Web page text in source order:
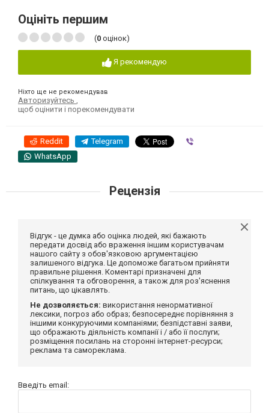
Оцініть першим
(0 оцінок)
Я рекомендую
Ніхто ще не рекомендував
Авторизуйтесь
щоб оцінити і порекомендувати
Reddit Telegram
WhatsApp
Рецензія
Відгук - це думка або оцінка людей, які бажають
передати досвід або враження іншим користувачам
нашого сайту з обов'язковою аргументацією
залишеного відгука. Це допоможе багатьом прийняти
правильне рішення. Коментарі призначені для
спілкування та обговорення, а також для роз'яснення
питань, що цікавлять.
Не дозволяється: використання ненормативної
лексики, погроз або образ; безпосереднє порівняння з
іншими конкуруючими компаніями; безпідставні заяви,
що ображають діяльність компанії і / або її послуги;
розміщення посилань на сторонні інтернет-ресурси;
реклама та самореклама.
Введіть email: